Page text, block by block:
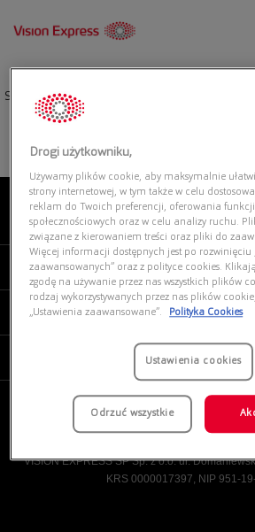
Strona główna|
O NAS
MOJE VISION EXPRESS
PRODUKTY I USŁUGI
VISION EXPRESS SP Sp. z o.o. ul.
KRS 0000017397, NIP 951-
Drogi użytkowniku,
Używamy plików cookie, aby maksymalnie
strony internetowej, w tym także w celu
reklam do Twoich preferencji, oferowania
społecznościowych oraz w celu analizy ruchu.
związane z kierowaniem treści oraz pliki do
Więcej informacji dostępnych jest po rozwinięciu
zaawansowanych” oraz z polityce cookies.
zgodę na używanie przez nas wszystkich plików
rodzaj wykorzystywanych przez nas plików
„Ustawienia zaawansowane”.
Polityka Cookies
Ustawienia cookies
Odrzuć wszystkie